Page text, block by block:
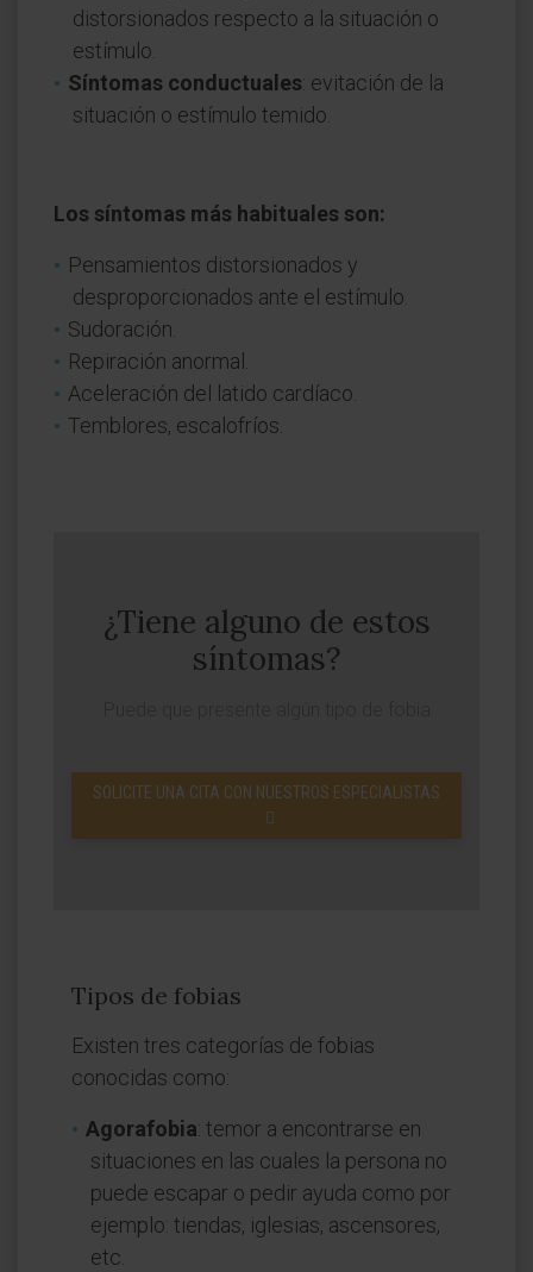
distorsionados respecto a la situación o
estímulo.
Síntomas conductuales: evitación de la
situación o estímulo temido.
Los síntomas más habituales son:
Pensamientos distorsionados y
desproporcionados ante el estímulo.
Sudoración.
Repiración anormal.
Aceleración del latido cardíaco.
Temblores, escalofríos.
¿Tiene alguno de estos
síntomas?
SOLICITE UNA CITA CON NUESTROS ESPECIALISTAS
Tipos de fobias
Existen tres categorías de fobias
conocidas como:
Agorafobia: temor a encontrarse en
situaciones en las cuales la persona no
puede escapar o pedir ayuda como por
ejemplo: tiendas, iglesias, ascensores,
etc.